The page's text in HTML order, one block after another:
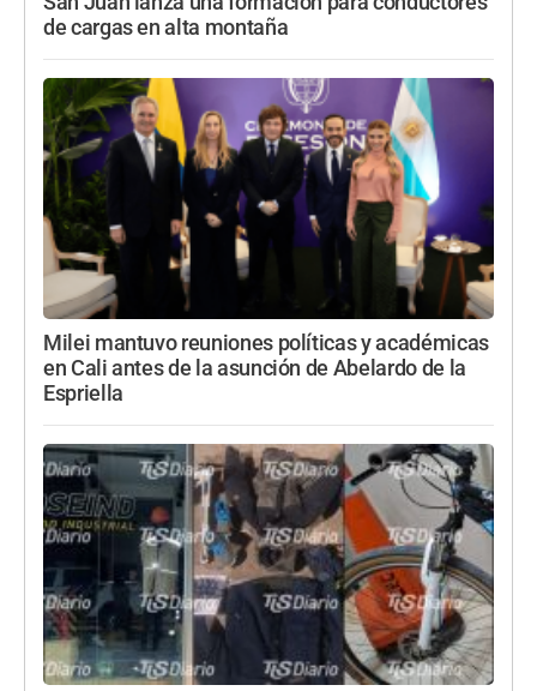
de cargas en alta montaña
Milei mantuvo reuniones políticas y académicas
en Cali antes de la asunción de Abelardo de la
Espriella